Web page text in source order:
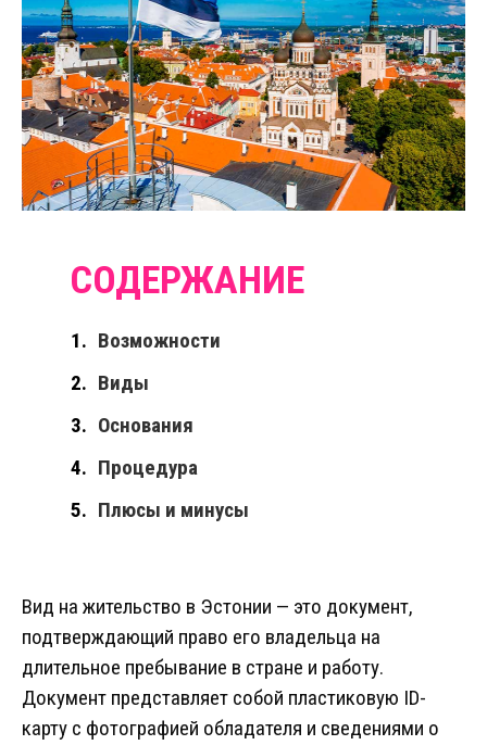
Возможности
Виды
Основания
Процедура
Плюсы и минусы
Вид на жительство в Эстонии — это документ,
подтверждающий право его владельца на
длительное пребывание в стране и работу.
Документ представляет собой пластиковую ID-
карту с фотографией обладателя и сведениями о